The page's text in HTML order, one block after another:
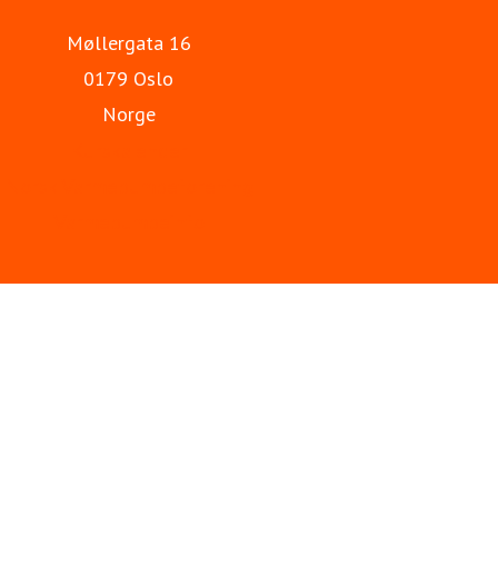
Møllergata 16
0179 Oslo
Norge